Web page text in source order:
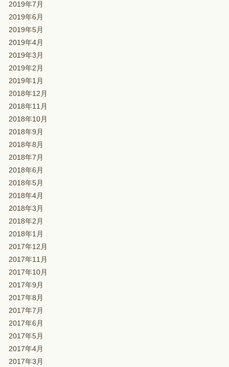
2019年7月
2019年6月
2019年5月
2019年4月
2019年3月
2019年2月
2019年1月
2018年12月
2018年11月
2018年10月
2018年9月
2018年8月
2018年7月
2018年6月
2018年5月
2018年4月
2018年3月
2018年2月
2018年1月
2017年12月
2017年11月
2017年10月
2017年9月
2017年8月
2017年7月
2017年6月
2017年5月
2017年4月
2017年3月